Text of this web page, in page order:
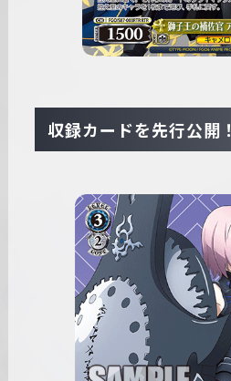
収録カードを先行公開！